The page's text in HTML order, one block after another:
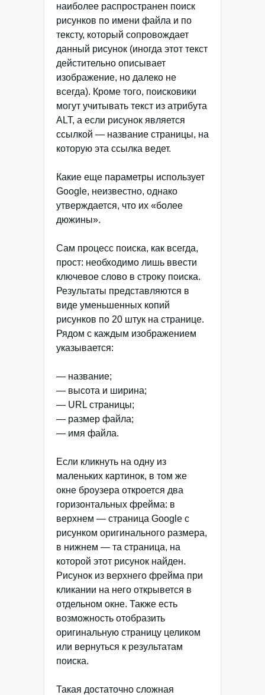
наиболее распространен поиск
рисунков по имени файла и по
тексту, который сопровождает
данный рисунок (иногда этот текст
дейстительно описывает
изображение, но далеко не
всегда). Кроме того, поисковики
могут учитывать текст из атрибута
ALT, а если рисунок является
ссылкой — название страницы, на
которую эта ссылка ведет.
Какие еще параметры использует
Google, неизвестно, однако
утверждается, что их «более
дюжины».
Сам процесс поиска, как всегда,
прост: необходимо лишь ввести
ключевое слово в строку поиска.
Результаты представляются в
виде уменьшенных копий
рисунков по 20 штук на странице.
Рядом с каждым изображением
указывается:
— название;
— высота и ширина;
— URL страницы;
— размер файла;
— имя файла.
Если кликнуть на одну из
маленьких картинок, в том же
окне броузера откроется два
горизонтальных фрейма: в
верхнем — страница Google с
рисунком оригинального размера,
в нижнем — та страница, на
которой этот рисунок найден.
Рисунок из верхнего фрейма при
кликании на него открывется в
отдельном окне. Также есть
возможность отобразить
оригинальную страницу целиком
или вернуться к результатам
поиска.
Такая достаточно сложная